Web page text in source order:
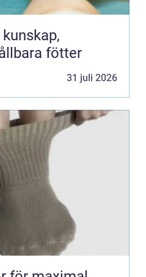
fötter
31 juli 2026